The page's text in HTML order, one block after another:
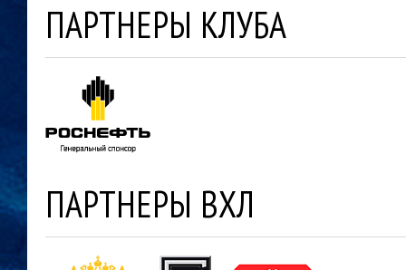
ПАРТНЕРЫ КЛУБА
ПАРТНЕРЫ ВХЛ